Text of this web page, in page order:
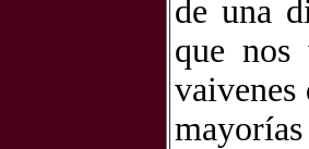
de una
que